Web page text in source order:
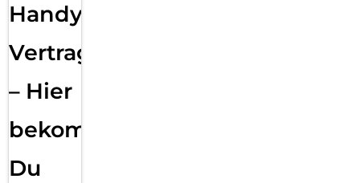
Handy
Vertragsabwicklung
– Hier
bekommst
Du